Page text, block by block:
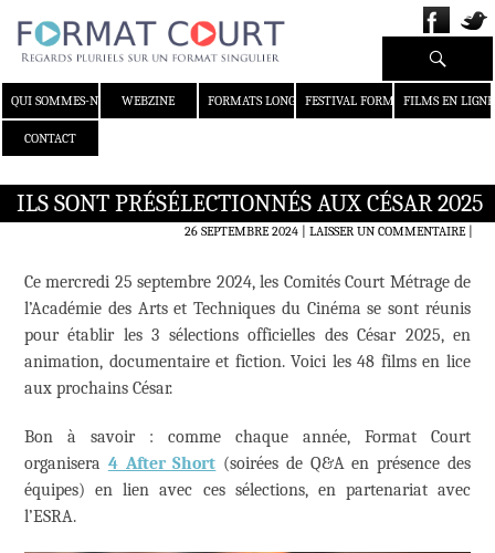
QUI SOMMES-NOUS ?WEBZINE FORMATS LONGS FESTIVAL FORMAT COURT
FILMS EN LIGNE
CONTACT
Recherche
ILS SONT PRÉSÉLECTIONNÉS AUX CÉSAR 2025
26 SEPTEMBRE 2024 LAISSER UN COMMENTAIRE|
Ce mercredi 25 septembre 2024, les Comités Court Métrage de
l’Académie des Arts et Techniques du Cinéma se sont réunis
pour établir les 3 sélections officielles des César 2025, en
animation, documentaire et fiction. Voici les 48 films en lice
aux prochains César.
Bon à savoir : comme chaque année, Format Court
organisera 4 After Short (soirées de Q&A en présence des
équipes) en lien avec ces sélections, en partenariat avec
l’ESRA.